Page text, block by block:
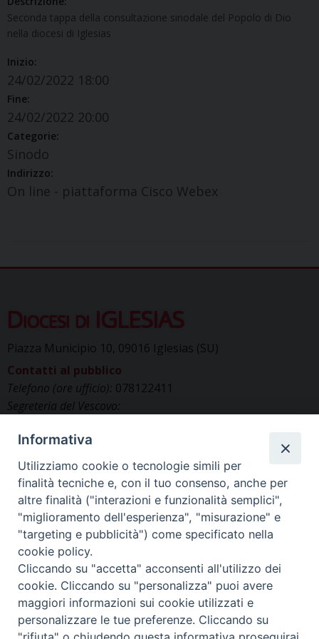
Seconda tappa della consultazione sinodale del Popolo di Dio
nella diocesi di Iglesias
Inizio:
24/02/2022 18:00
Fine:
24/02/2022 20:00
Categorie:
Sinodo
Indirizzo:
On line - piattaforma Cisco Webex
Diocesi di IGLESIAS
Piazza Municipio 10, 09016 Iglesias (SU)
Contatti al pubblico
Telefono (ore ufficio): 078122411
Segreteria del Vescovo:
Uffici di Curia:curia_iglesias@libero.it
Cancelleria (richiesta documenti):
canc.curia.iglesias@tiscali.it
Comunicazione & media (ufficio stampa):
ucs.iglesias@gmail.com
Informativa
Utilizziamo cookie o tecnologie simili per
finalità tecniche e, con il tuo consenso, anche per
altre finalità ("interazioni e funzionalità semplici",
"miglioramento dell'esperienza", "misurazione" e
"targeting e pubblicità") come specificato nella
cookie policy.
Cliccando su "accetta" acconsenti all'utilizzo dei
cookie. Cliccando su "personalizza" puoi avere
maggiori informazioni sui cookie utilizzati e
personalizzare le tue preferenze. Cliccando su